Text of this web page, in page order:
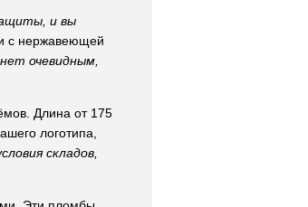
и вы
с нержавеющей
очевидным,
Длина от 175
логотипа,
складов,